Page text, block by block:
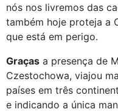
nós nos livremos das
também hoje proteja a
que está em perigo.
Graças a presença de
Czestochowa, viajou
países em três
e indicando a única